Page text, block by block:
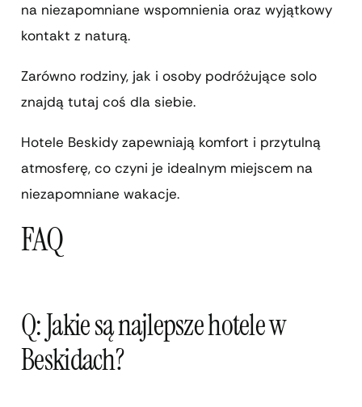
na niezapomniane wspomnienia oraz wyjątkowy
kontakt z naturą.
Zarówno rodziny, jak i osoby podróżujące solo
znajdą tutaj coś dla siebie.
Hotele Beskidy zapewniają komfort i przytulną
atmosferę, co czyni je idealnym miejscem na
niezapomniane wakacje.
FAQ
Q: Jakie są najlepsze hotele w
Beskidach?